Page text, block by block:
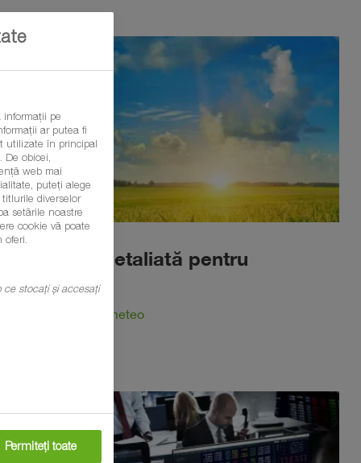
Vremea detaliată pentru
fermieri
Află prognoza meteo
informații pe
ar putea fi
utilizate în principal
obicei,
web mai
puteți alege
diverselor
setările noastre
cookie vă poate
ce stocați și accesați
Permiteți toate